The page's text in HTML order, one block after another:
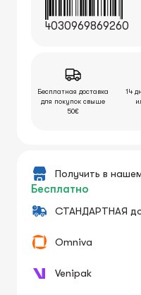
4030969869260
Бесплатная доставка
для покупок свыше
50€
14
Получить в
Бесплатно
СТАНДАРТНАЯ
Omniva
Venipak